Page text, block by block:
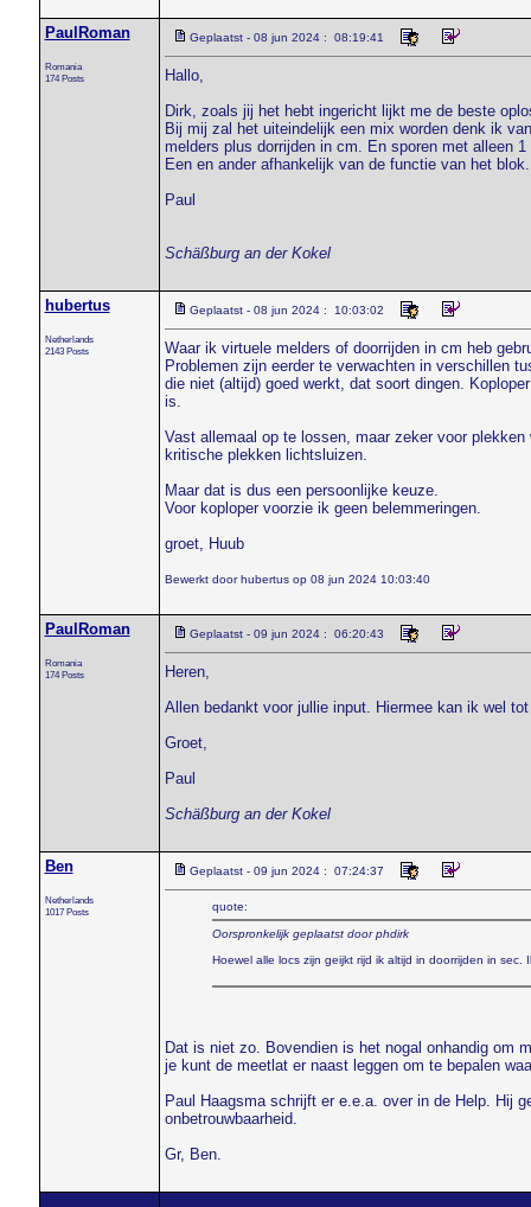
PaulRoman
Romania
174 Posts
Geplaatst - 08 jun 2024 : 08:19:41
Hallo,
Dirk, zoals jij het hebt ingericht lijkt me de beste
Bij mij zal het uiteindelijk een mix worden denk ik
melders plus dorrijden in cm. En sporen met alleen
Een en ander afhankelijk van de functie van het blok.
Paul
Schäßburg an der Kokel
hubertus
Netherlands
2143 Posts
Geplaatst - 08 jun 2024 : 10:03:02
Waar ik virtuele melders of doorrijden in cm heb
Problemen zijn eerder te verwachten in verschillen
die niet (altijd) goed werkt, dat soort dingen.
is.
Vast allemaal op te lossen, maar zeker voor
kritische plekken lichtsluizen.
Maar dat is dus een persoonlijke keuze.
Voor koploper voorzie ik geen belemmeringen.
groet, Huub
Bewerkt door hubertus op 08 jun 2024 10:03:40
PaulRoman
Romania
174 Posts
Geplaatst - 09 jun 2024 : 06:20:43
Heren,
Allen bedankt voor jullie input. Hiermee kan ik wel
Groet,
Paul
Schäßburg an der Kokel
Ben
Netherlands
1017 Posts
Geplaatst - 09 jun 2024 : 07:24:37
quote:
Oorspronkelijk geplaatst door phdirk
Hoewel alle locs zijn geijkt rijd ik altijd in doorrijden in
Dat is niet zo. Bovendien is het nogal onhandig om
je kunt de meetlat er naast leggen om te bepalen
Paul Haagsma schrijft er e.e.a. over in de Help. Hij
onbetrouwbaarheid.
Gr, Ben.